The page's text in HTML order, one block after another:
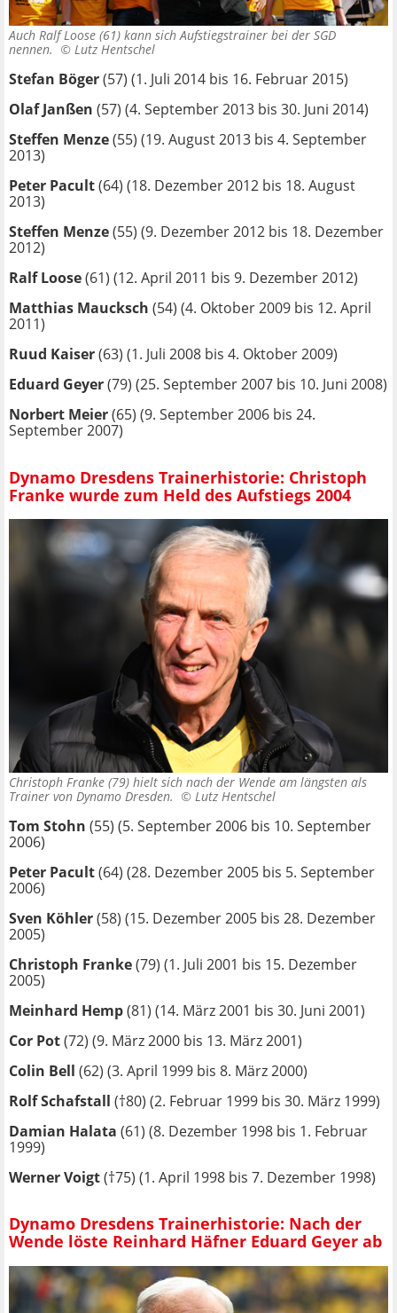
Auch Ralf Loose (61) kann sich Aufstiegstrainer bei der SGD
nennen. © Lutz Hentschel
Stefan Böger(57) (1. Juli 2014 bis 16. Februar 2015)
Olaf Janßen (57) (4. September 2013 bis 30. Juni 2014)
Steffen Menze(55) (19. August 2013 bis 4. September
2013)
Peter Pacult(64) (18. Dezember 2012 bis 18. August
2013)
Steffen Menze(55) (9. Dezember 2012 bis 18. Dezember
2012)
Ralf Loose(61) (12. April 2011 bis 9. Dezember 2012)
Matthias Maucksch (54) (4. Oktober 2009 bis 12. April
2011)
Ruud Kaiser(63) (1. Juli 2008 bis 4. Oktober 2009)
Eduard Geyer(79) (25. September 2007 bis 10. Juni 2008)
Norbert Meier(65) (9. September 2006 bis 24.
September 2007)
Dynamo Dresdens Trainerhistorie: Christoph
Franke wurde zum Held des Aufstiegs 2004
Christoph Franke (79) hielt sich nach der Wende am längsten als
Trainer von Dynamo Dresden. © Lutz Hentschel
Tom Stohn (55) (5. September 2006 bis 10. September
2006)
Peter Pacult(64) (28. Dezember 2005 bis 5. September
2006)
Sven Köhler(58) (15. Dezember 2005 bis 28. Dezember
2005)
Christoph Franke(79) (1. Juli 2001 bis 15. Dezember
2005)
Meinhard Hemp(81) (14. März 2001 bis 30. Juni 2001)
Cor Pot(72) (9. März 2000 bis 13. März 2001)
Colin Bell (62) (3. April 1999 bis 8. März 2000)
Rolf Schafstall (†80) (2. Februar 1999 bis 30. März 1999)
Damian Halata (61) (8. Dezember 1998 bis 1. Februar
1999)
Werner Voigt(†75) (1. April 1998 bis 7. Dezember 1998)
Dynamo Dresdens Trainerhistorie: Nach der
Wende löste Reinhard Häfner Eduard Geyer ab